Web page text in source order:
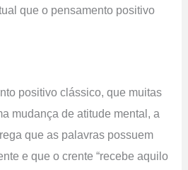
que o pensamento positivo
positivo clássico, que muitas
mudança de atitude mental, a
que as palavras possuem
e que o crente “recebe aquilo